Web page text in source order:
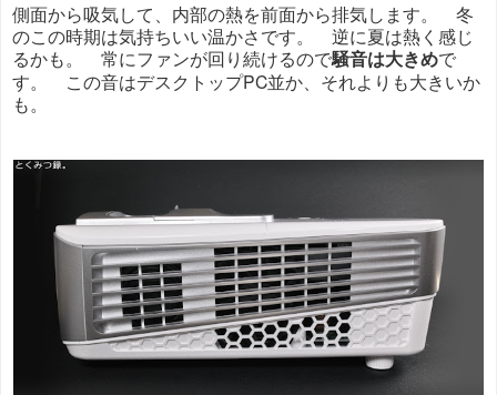
側面から吸気して、内部の熱を前面から排気します。 冬
のこの時期は気持ちいい温かさです。 逆に夏は熱く感じ
るかも。 常にファンが回り続けるので騒音は大きめで
す。 この音はデスクトップPC並か、それよりも大きいか
も。